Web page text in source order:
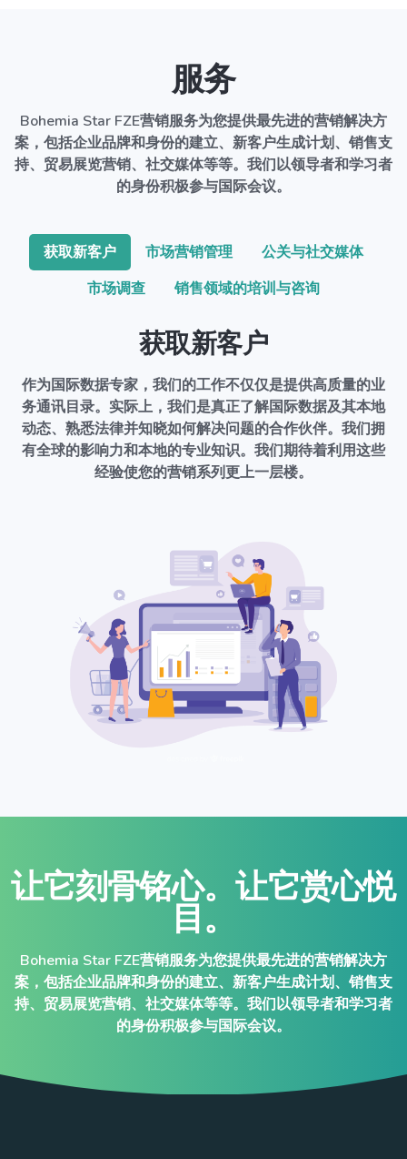
服务
Bohemia Star FZE营销服务为您提供最先进的营销解决方
案，包括企业品牌和身份的建立、新客户生成计划、销售支
持、贸易展览营销、社交媒体等等。我们以领导者和学习者
的身份积极参与国际会议。
获取新客户 市场营销管理
公关与社交媒体
市场调查
销售领域的培训与咨询
获取新客户
作为国际数据专家，我们的工作不仅仅是提供高质量的业
务通讯目录。实际上，我们是真正了解国际数据及其本地
动态、熟悉法律并知晓如何解决问题的合作伙伴。我们拥
有全球的影响力和本地的专业知识。我们期待着利用这些
经验使您的营销系列更上一层楼。
让它刻骨铭心。让它赏心悦
目。
Bohemia Star FZE营销服务为您提供最先进的营销解决方
案，包括企业品牌和身份的建立、新客户生成计划、销售支
持、贸易展览营销、社交媒体等等。我们以领导者和学习者
的身份积极参与国际会议。